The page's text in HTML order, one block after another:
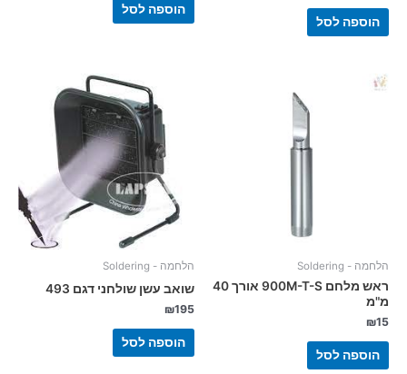
הוספה לסל
הוספה לסל
הלחמה - Soldering
ראש מלחם 900M-T-S אורך 40
מ"מ
₪15
הוספה לסל
הלחמה - Soldering
שואב עשן שולחני דגם 493
₪195
הוספה לסל